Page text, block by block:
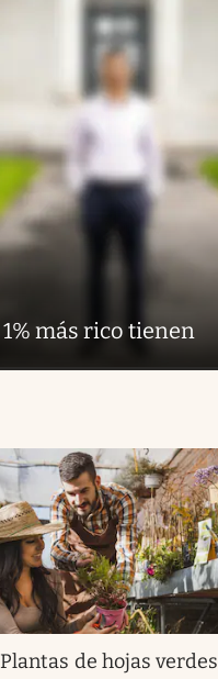
más rico tienen
Plantas de hojas verdes